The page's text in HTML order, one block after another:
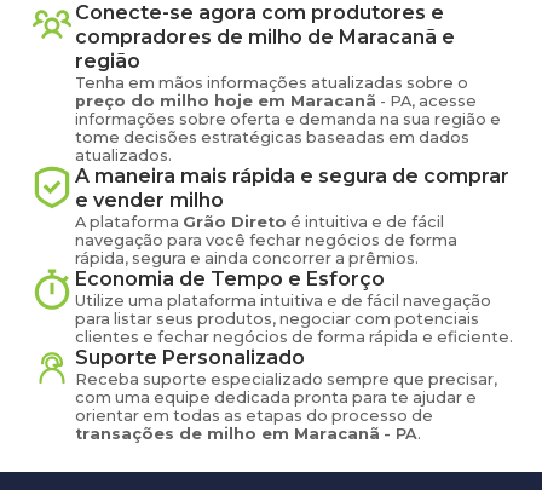
Conecte-se agora com produtores e
compradores de milho de Maracanã e
região
Tenha em mãos informações atualizadas sobre o
preço do milho hoje em Maracanã - PA, acesse
informações sobre oferta e demanda na sua região e
tome decisões estratégicas baseadas em dados
atualizados.
A maneira mais rápida e segura de comprar
e vender milho
A plataforma Grão Direto é intuitiva e de fácil
navegação para você fechar negócios de forma
rápida, segura e ainda concorrer a prêmios.
Economia de Tempo e Esforço
Utilize uma plataforma intuitiva e de fácil navegação
para listar seus produtos, negociar com potenciais
clientes e fechar negócios de forma rápida e eficiente.
Suporte Personalizado
Receba suporte especializado sempre que precisar,
com uma equipe dedicada pronta para te ajudar e
orientar em todas as etapas do processo de
transações de milho em Maracanã - PA.